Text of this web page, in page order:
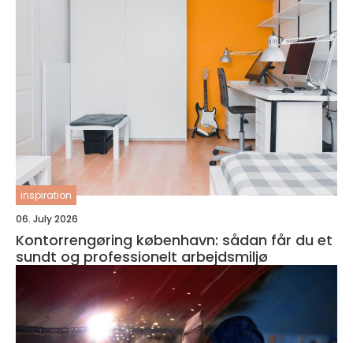
inspiration
06. July 2026
Kontorrengøring københavn: sådan får du et
sundt og professionelt arbejdsmiljø